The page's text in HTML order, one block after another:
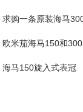
欧米茄海马150和
海马150旋入式表冠